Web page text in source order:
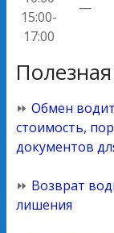
15:00-
17:00
—
⏩ Обмен
стоимость,
документов
⏩ Возврат
лишения